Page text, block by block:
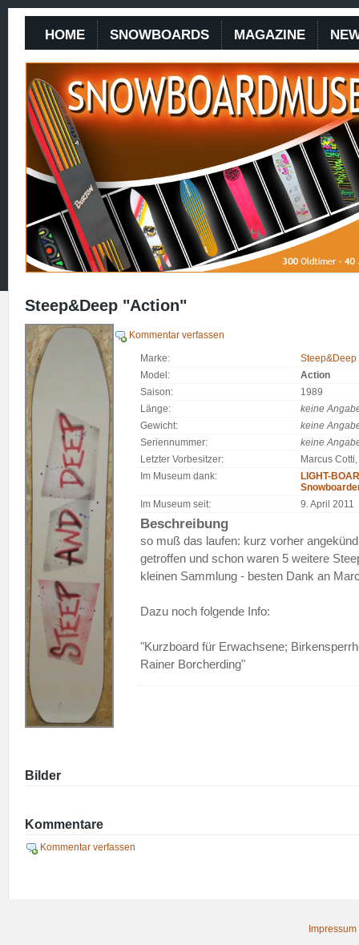
HOME SNOWBOARDS MAGAZINE
Steep&Deep "Action"
Kommentar verfassen
Marke:
Steep&Deep
Model:
Action
Saison:
1989
Länge:
keine
Gewicht:
keine
Seriennummer:
keine
Letzter Vorbesitzer:
Marcus
Im Museum dank:
LIGHT-
Im Museum seit:
9. April 2011
Beschreibung
so muß das laufen: kurz vorher
getroffen und schon waren 5 weitere
kleinen Sammlung - besten Dank an
Dazu noch folgende Info:
"Kurzboard für Erwachsene;
Rainer Borcherding"
Bilder
Kommentare
Kommentar verfassen
Impressum